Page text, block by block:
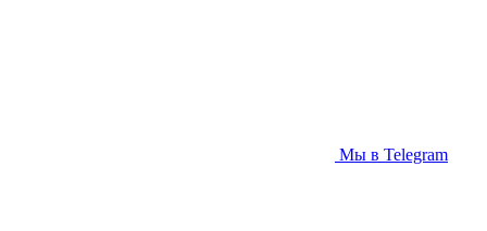
Мы в Telegram